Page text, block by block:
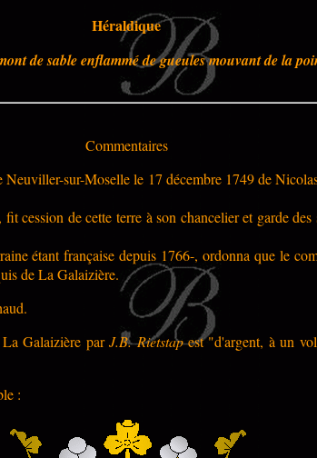
Héraldique
de sable enflammé de gueules mouvant de la
Commentaires
Neuviller-sur-Moselle le 17 décembre 1749 de
cession de cette terre à son chancelier et garde
étant française depuis 1766-, ordonna que le
de La Galaizière.
La Galaizière parJ.B. Rietstapest "d'argent, à un
: